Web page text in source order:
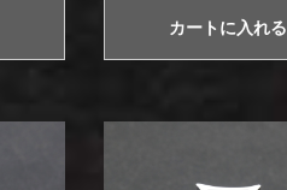
カートに入れる